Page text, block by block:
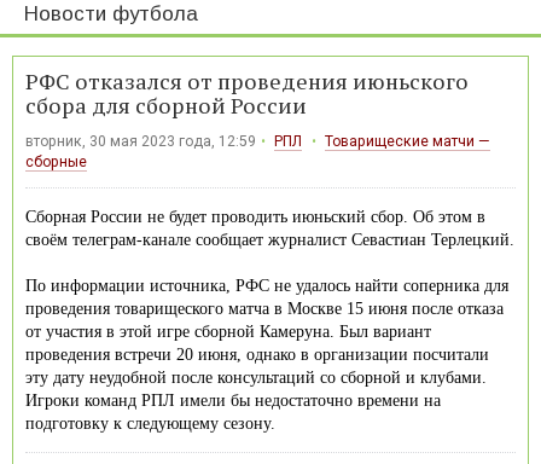
Новости футбола
РФС отказался от проведения июньского
сбора для сборной России
вторник, 30 мая 2023 года, 12:59 РПЛ
Товарищеские матчи —
сборные
Сборная России не будет проводить июньский сбор. Об этом в
своём телеграм-канале сообщает журналист Севастиан Терлецкий.
По информации источника, РФС не удалось найти соперника для
проведения товарищеского матча в Москве 15 июня после отказа
от участия в этой игре сборной Камеруна. Был вариант
проведения встречи 20 июня, однако в организации посчитали
эту дату неудобной после консультаций со сборной и клубами.
Игроки команд РПЛ имели бы недостаточно времени на
подготовку к следующему сезону.